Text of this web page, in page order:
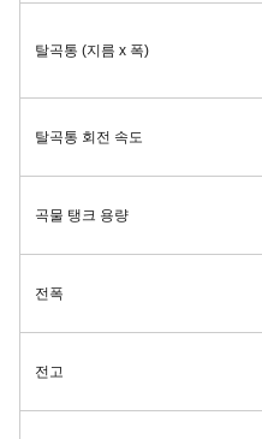
탈곡통 (지름 x 폭)
탈곡통 회전 속도
곡물 탱크 용량
전폭
전고